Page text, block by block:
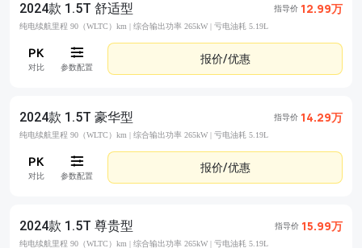
2024款 1.5T 舒适型 指导价 12.99万
纯电续航里程 90（WLTC）km | 综合输出功率 265kW | 亏电油耗 5.19L
对比 参数配置
报价/优惠
2024款 1.5T 豪华型 指导价 14.29万
纯电续航里程 90（WLTC）km | 综合输出功率 265kW | 亏电油耗 5.19L
对比 参数配置
报价/优惠
2024款 1.5T 尊贵型 指导价 15.99万
纯电续航里程 90（WLTC）km | 综合输出功率 265kW | 亏电油耗 5.19L